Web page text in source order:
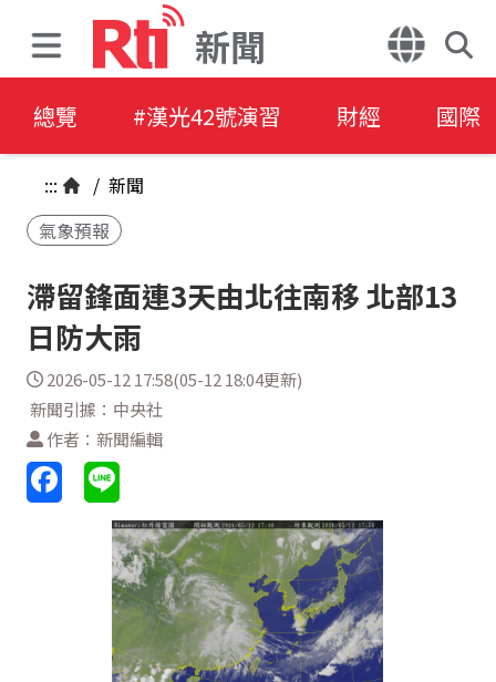
新聞
總覽 #漢光42號演習 財經 國際
::: / 新聞
氣象預報
滯留鋒面連3天由北往南移 北部13
日防大雨
2026-05-12 17:58(05-12 18:04更新)
新聞引據：中央社
作者：新聞編輯